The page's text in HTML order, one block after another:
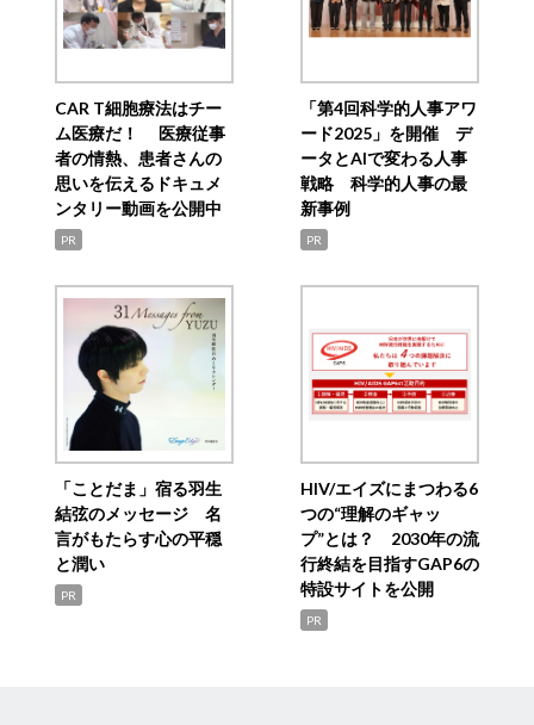
CAR T細胞療法はチー
ム医療だ！ 医療従事
者の情熱、患者さんの
思いを伝えるドキュメ
ンタリー動画を公開中
PR
「第4回科学的人事アワ
ード2025」を開催 デ
ータとAIで変わる人事
戦略 科学的人事の最
新事例
PR
「ことだま」宿る羽生
結弦のメッセージ 名
言がもたらす心の平穏
と潤い
PR
HIV/エイズにまつわる6
つの“理解のギャッ
プ”とは？ 2030年の流
行終結を目指すGAP6の
特設サイトを公開
PR